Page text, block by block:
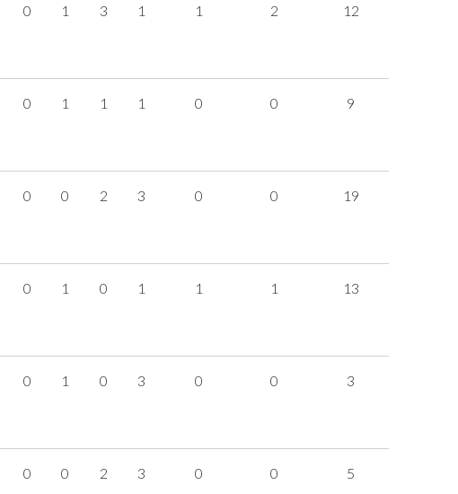
0 1 3 1 1 2 12
0 1 1 1 0 0 9
0 0 2 3 0 0 19
0 1 0 1 1 1 13
0 1 0 3 0 0 3
0 0 2 3 0 0 5